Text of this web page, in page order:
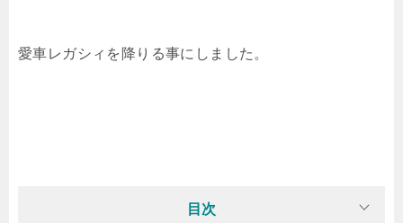
愛車レガシィを降りる事にしました。
目次